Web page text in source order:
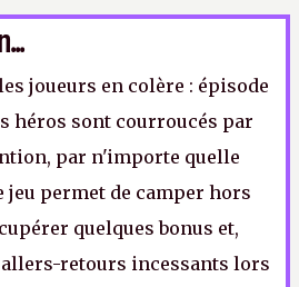
joueurs en colère : épisode
héros sont courroucés par
par n'importe quelle
jeu permet de camper hors
quelques bonus et,
retours incessants lors